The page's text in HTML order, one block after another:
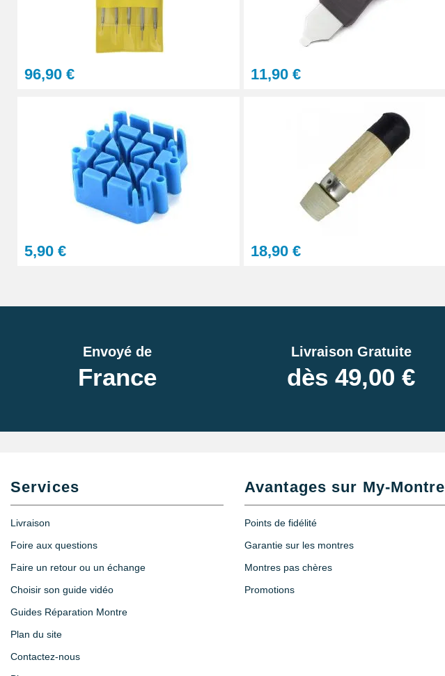
96,90 € 11,90 €
5,90 € 18,90 €
Envoyé de
France
Livraison Gratuite
dès 49,00 €
Services
Livraison
Foire aux questions
Faire un retour ou un échange
Choisir son guide vidéo
Guides Réparation Montre
Plan du site
Contactez-nous
Avantages sur My-Montre
Points de fidélité
Garantie sur les montres
Montres pas chères
Promotions